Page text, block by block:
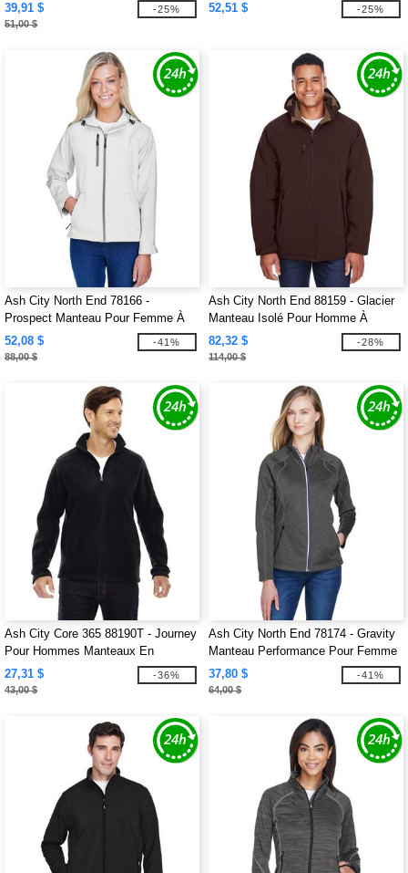
39,91 $
51,00 $
-25% 52,51 $ -25%
Ash City North End 78166 -
Prospect Manteau Pour Femme À
Extérieur Doux Avec Capuchon
52,08 $
88,00 $
-41%
Ash City North End 88159 - Glacier
Manteau Isolé Pour Homme À
Extérieur Doux Avec Capuchon
Amovible
82,32 $
114,00 $
-28%
Ash City Core 365 88190T - Journey
Pour Hommes Manteaux En
Molleton Core 365™
27,31 $
43,00 $
-36%
Ash City North End 78174 - Gravity
Manteau Performance Pour Femme
En Molleton
37,80 $
64,00 $
-41%